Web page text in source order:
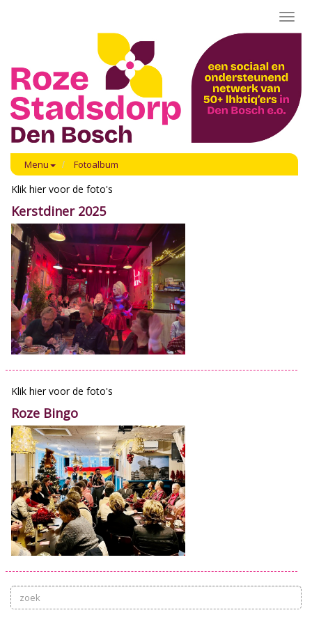
Menu Fotoalbum
Klik hier voor de foto's
Kerstdiner 2025
Klik hier voor de foto's
Roze Bingo